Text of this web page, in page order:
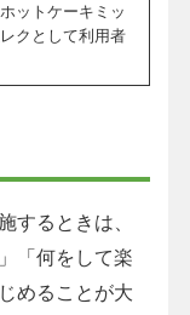
ットケーキミッ
クとして利用者
するときは、
「何をして楽
めることが大